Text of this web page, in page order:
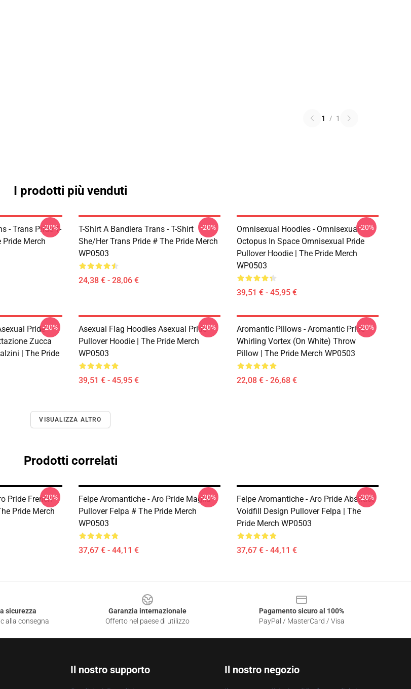
1 / 1
I prodotti più venduti
- Trans Pride T-
Merch
-20%
T-Shirt A Bandiera Trans - T-Shirt
She/Her Trans Pride # The Pride Merch
WP0503
24,38 € - 28,06 €
-20%
Omnisexual Hoodies - Omnisexual
Octopus In Space Omnisexual Pride
Pullover Hoodie | The Pride Merch
WP0503
39,51 € - 45,95 €
-20%
Pride
Zucca
| The Pride
-20%
Asexual Flag Hoodies Asexual Pride
Pullover Hoodie | The Pride Merch
WP0503
39,51 € - 45,95 €
-20%
Aromantic Pillows - Aromantic Pride
Whirling Vortex (On White) Throw
Pillow | The Pride Merch WP0503
22,08 € - 26,68 €
-20%
VISUALIZZA ALTRO
Prodotti correlati
Pride French
Pride Merch
-20%
Felpe Aromantiche - Aro Pride Maglia
Pullover Felpa # The Pride Merch
WP0503
37,67 € - 44,11 €
-20%
Felpe Aromantiche - Aro Pride Abstract
Voidfill Design Pullover Felpa | The
Pride Merch WP0503
37,67 € - 44,11 €
-20%
sicurezza
alla consegna
Garanzia internazionale
Offerto nel paese di utilizzo
Pagamento sicuro al 100%
PayPal / MasterCard / Visa
Il nostro supporto Il nostro negozio